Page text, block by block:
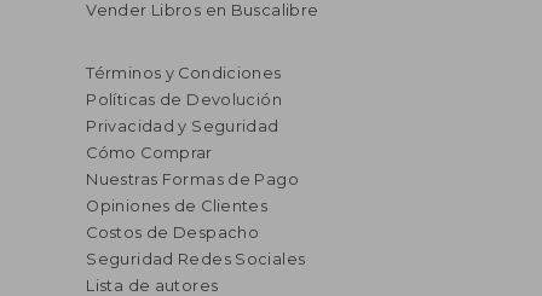
Vender Libros en Buscalibre
Términos y Condiciones
Políticas de Devolución
Privacidad y Seguridad
Cómo Comprar
Nuestras Formas de Pago
Opiniones de Clientes
Costos de Despacho
Seguridad Redes Sociales
Lista de autores